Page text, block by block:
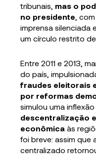
tribunais, mas o
no presidente ,
imprensa silenciada
um círculo restrito de
Entre 2011 e 2013,
do país,
fraudes eleitorais
por reformas
simulou uma
descentralização
econômicaàs
foi breve: assim que
centralizado